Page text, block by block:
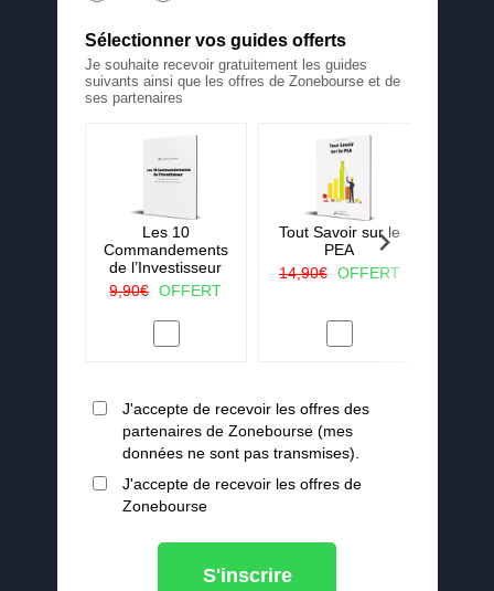
Sélectionner vos guides offerts
Je souhaite recevoir gratuitement les guides
suivants ainsi que les offres de Zonebourse et de
ses partenaires
Les 10
Commandements
de l’Investisseur
9,90€ OFFERT
Tout Savoir sur le
PEA
14,90€ OFFERT
J'accepte de recevoir les offres des
partenaires de Zonebourse (mes
données ne sont pas transmises).
J'accepte de recevoir les offres de
Zonebourse
S'inscrire